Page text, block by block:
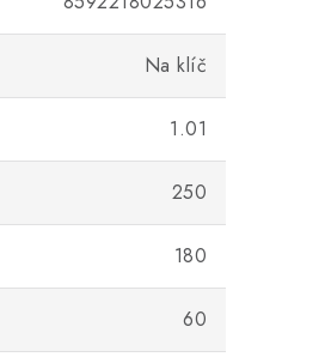
Na klíč
1.01
250
180
60